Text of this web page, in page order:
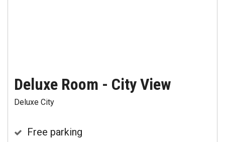
Deluxe Room - City View
Deluxe City
Free parking